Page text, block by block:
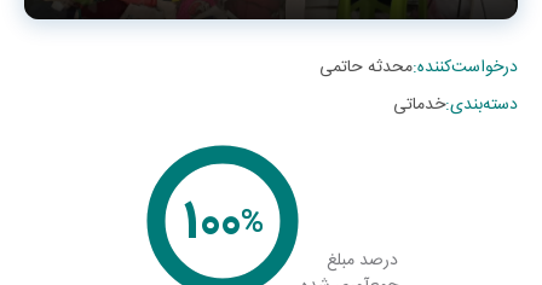
درخواست‌کننده:محدثه حاتمی
دسته‌بندی:خدماتی
درصد مبلغ
%
100